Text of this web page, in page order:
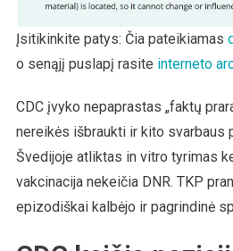
Įsitikinkite patys: Čia pateikiamas
o senąjį puslapį rasite interneto
CDC įvyko nepaprastas „faktų
nereikės išbraukti ir kito svarbaus
Švedijoje atliktas in vitro tyrimas
vakcinacija nekeičia DNR. TKP
epizodiškai kalbėjo ir pagrindinė